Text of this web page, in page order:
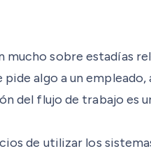
mucho sobre estadías
pide algo a un
del flujo de trabajo es
de utilizar los